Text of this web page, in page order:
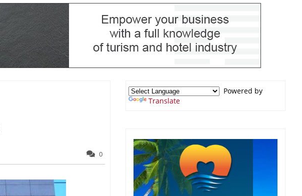
0
Powered by
Translate